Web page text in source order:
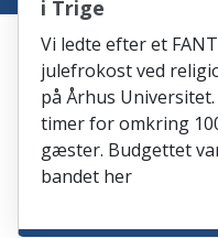
i Trige
Vi ledte efter et
julefrokost ved
på Århus
timer for omkring
gæster. Budgettet
bandet her